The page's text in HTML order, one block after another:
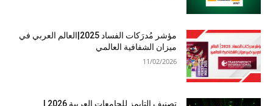
مؤشر مُدرَكات الفساد 2025|العالم العربي في
ميزان الشفافية العالمي
11/02/2026